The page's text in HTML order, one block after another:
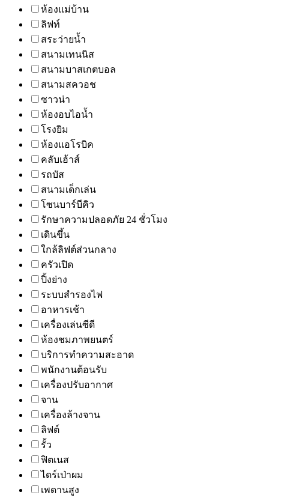
ห้องแม่บ้าน
ลิฟท์
สระว่ายน้ำ
สนามเทนนิส
สนามบาสเกตบอล
สนามสควอช
ซาวน่า
ห้องอบไอน้ำ
โรงยิม
ห้องแอโรบิค
คลับเฮ้าส์
รถบัส
สนามเด็กเล่น
โซนบาร์บีคิว
รักษาความปลอดภัย 24 ชั่วโมง
เดินขึ้น
ใกล้ลิฟต์ส่วนกลาง
ครัวเปิด
ปิ้งย่าง
ระบบสำรองไฟ
อาหารเช้า
เครื่องเล่นซีดี
ห้องชมภาพยนตร์
บริการทำความสะอาด
พนักงานต้อนรับ
เครื่องปรับอากาศ
จาน
เครื่องล้างจาน
ลิฟต์
รั้ว
ฟิตเนส
ไดร์เป่าผม
เพดานสูง